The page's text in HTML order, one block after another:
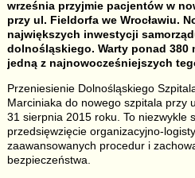
września przyjmie pacjentów w
przy ul. Fieldorfa we Wrocławiu.
największych inwestycji
dolnośląskiego. Warty ponad 380
jedną z najnowocześniejszych
Przeniesienie Dolnośląskiego
Marciniaka do nowego szpitala przy
31 sierpnia 2015 roku. To niezwykle
przedsięwzięcie organizacyjno-
zaawansowanych procedur i
bezpieczeństwa.